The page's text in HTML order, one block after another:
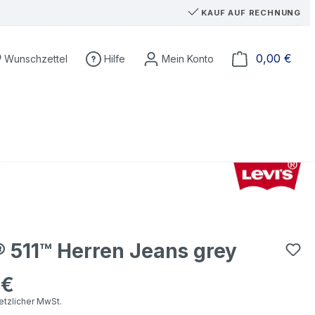
KAUF AUF RECHNUNG
Wunschzettel Hilfe 0,00 €
511™ Herren Jeans grey
MwSt.